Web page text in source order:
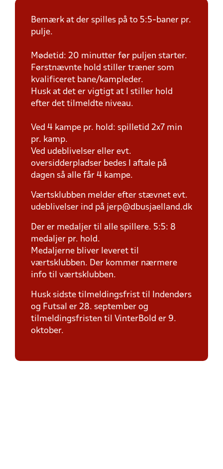
Bemærk at der spilles på to 5:5-baner pr.
pulje.
Mødetid: 20 minutter før puljen starter.
Førstnævnte hold stiller træner som
kvalificeret bane/kampleder.
Husk at det er vigtigt at I stiller hold
efter det tilmeldte niveau.
Ved 4 kampe pr. hold: spilletid 2x7 min
pr. kamp.
Ved udeblivelser eller evt.
oversidderpladser bedes I aftale på
dagen så alle får 4 kampe.
Værtsklubben melder efter stævnet evt.
udeblivelser ind på jerp@dbusjaelland.dk
Der er medaljer til alle spillere. 5:5: 8
medaljer pr. hold.
Medaljerne bliver leveret til
værtsklubben. Der kommer nærmere
info til værtsklubben.
Husk sidste tilmeldingsfrist til Indendørs
og Futsal er 28. september og
tilmeldingsfristen til VinterBold er 9.
oktober.